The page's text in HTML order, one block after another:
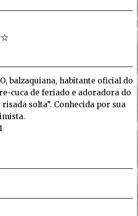
balzaquiana, habitante oficial do
cuca de feriado e adoradora do
solta”. Conhecida por sua